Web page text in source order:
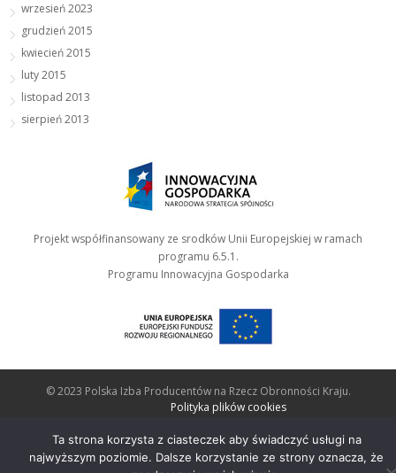
wrzesień 2023
grudzień 2015
kwiecień 2015
luty 2015
listopad 2013
sierpień 2013
Ta strona korzysta z ciasteczek aby świadczyć usługi na
najwyższym poziomie. Dalsze korzystanie ze strony oznacza, że
Projekt współfinansowany ze srodków Unii Europejskiej w ramach
programu 6.5.1.
Programu Innowacyjna Gospodarka
© 2023 Polska Izba Producentów na Rzecz Obronności Kraju.
Polityka plików cookies